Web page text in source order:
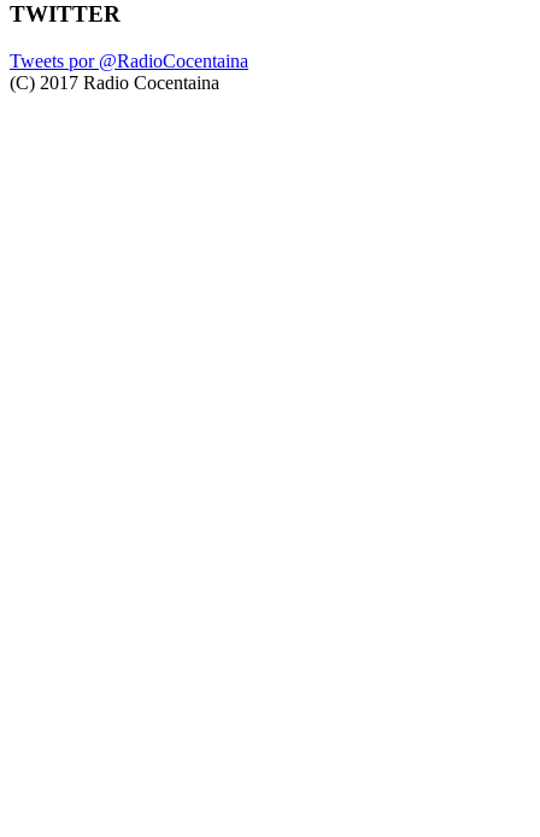
TWITTER
Tweets por @RadioCocentaina
(C) 2017 Radio Cocentaina